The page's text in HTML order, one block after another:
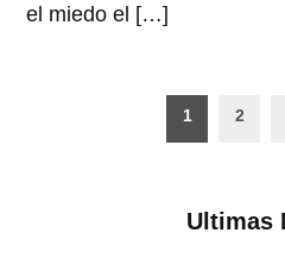
el miedo el […]
1 2
Ultimas